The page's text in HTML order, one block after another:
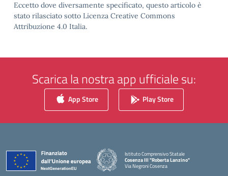
Eccetto dove diversamente specificato, questo articolo è
stato rilasciato sotto Licenza Creative Commons
Attribuzione 4.0 Italia.
Scarica la nostra app ufficiale su:
App Store Play Store
Istituto Comprensivo Statale
Cosenza III "Roberta Lanzino"
Via Negroni Cosenza
— Visita la pagina iniziale della scuola